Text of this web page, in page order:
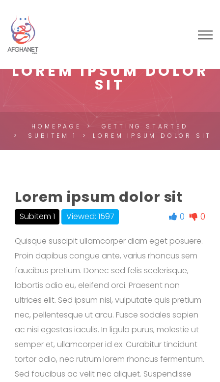
LOREM IPSUM DOLOR
SIT
HOMEPAGE
GETTING STARTED
SUBITEM 1
LOREM IPSUM DOLOR SIT
Lorem ipsum dolor sit
Subitem 1 Viewed: 1597 0 0
Quisque suscipit ullamcorper diam eget posuere.
Proin dapibus congue ante, varius rhoncus sem
faucibus pretium. Donec sed felis scelerisque,
lobortis odio eu, eleifend orci. Praesent non
ultrices elit. Sed ipsum nisl, vulputate quis pretium
nec, pellentesque ut arcu. Fusce sodales sapien
ac nisi egestas iaculis. In ligula purus, molestie ut
semper et, ullamcorper id ex. Curabitur tincidunt
tortor odio, nec rutrum lorem rhoncus fermentum.
Sed faucibus ac velit nec aliquet. Suspendisse